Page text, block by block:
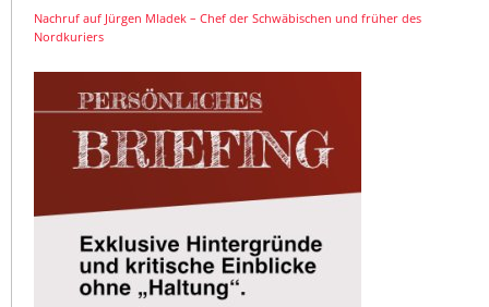
Nachruf auf Jürgen Mladek – Chef der Schwäbischen und früher des
Nordkuriers